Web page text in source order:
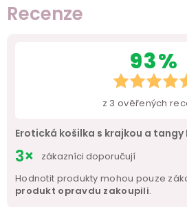
Recenze
93%
z 3 ověřených
Erotická košilka s krajkou a tangy
3×
zákazníci doporučují
Hodnotit produkty mohou pouze
produkt opravdu zakoupili.